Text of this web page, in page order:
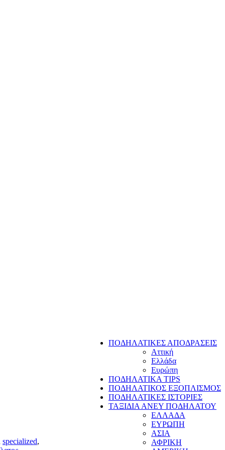
ΠΟΔΗΛΑΤΙΚΕΣ ΑΠΟΔΡΑΣΕΙΣ
Αττική
Ελλάδα
Ευρώπη
ΠΟΔΗΛΑΤΙΚΑ TIPS
ΠΟΔΗΛΑΤΙΚΟΣ ΕΞΟΠΛΙΣΜΟΣ
ΠΟΔΗΛΑΤΙΚΕΣ ΙΣΤΟΡΙΕΣ
ΤΑΞΙΔΙΑ ΑΝΕΥ ΠΟΔΗΛΑΤΟΥ
ΕΛΛΑΔΑ
ΕΥΡΩΠΗ
ΑΣΙΑ
ΑΦΡΙΚΗ
specialized,